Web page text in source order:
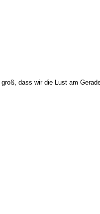
dass wir die Lust am